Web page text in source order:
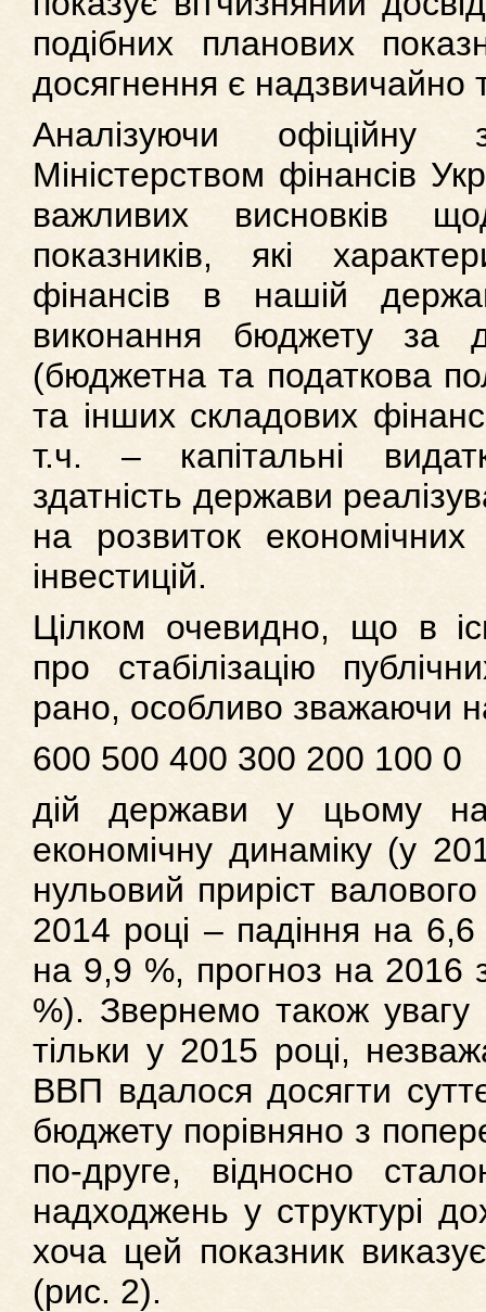
подібних планових
досягнення є надзвичайно
Аналізуючи офіційну
Міністерством фінансів
важливих висновків
показників, які
фінансів в нашій
виконання бюджету за
(бюджетна та податкова
та інших складових
т.ч. – капітальні
здатність держави
на розвиток
інвестицій.
Цілком очевидно, що в
про стабілізацію
рано, особливо зважаючи
600 500 400 300 200 100 0
дій держави у цьому
економічну динаміку (у
нульовий приріст
2014 році – падіння на
на 9,9 %, прогноз на 2016
%). Звернемо також
тільки у 2015 році,
ВВП вдалося досягти
бюджету порівняно з
по-друге, відносно
надходжень у структурі
хоча цей показник
(рис. 2).